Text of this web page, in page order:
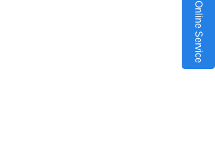
Online Service